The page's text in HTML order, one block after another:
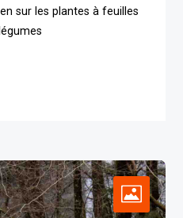
sur les plantes à feuilles